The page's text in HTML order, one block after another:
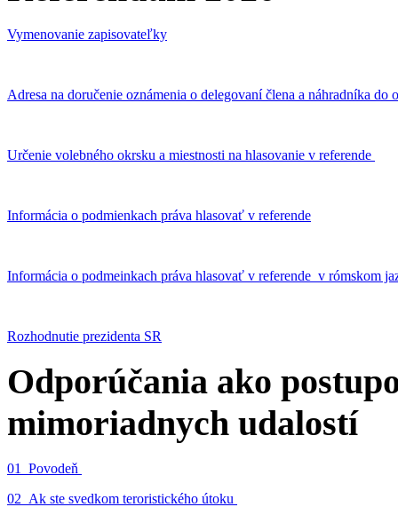
Vymenovanie zapisovateľky
Adresa na doručenie oznámenia o delegovaní člena a náhradníka
Určenie volebného okrsku a miestnosti na hlasovanie v referende
Informácia o podmienkach práva hlasovať v referende
Informácia o podmeinkach práva hlasovať v referende v rómskom
Rozhodnutie prezidenta SR
Odporúčania ako
mimoriadnych udalostí
01_Povodeň
02_Ak ste svedkom teroristického útoku